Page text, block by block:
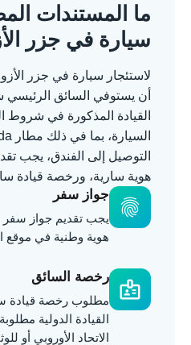
ما المستندات
سيارة في جزر
أن يستوفي السائق
القيادة المذكورة في شروط
التوصيل إلى الفندق، يجب
هوية سارية، ورخصة قيادة
fingerprint
جواز سفر
يجب تقديم جواز سفر
هوية وطنية في موقع
badge
رخصة السائق
مطلوب رخصة قيادة
القيادة الدولية
الاتحاد الأوروبي أو